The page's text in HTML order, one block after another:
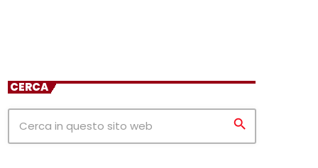
CERCA
search